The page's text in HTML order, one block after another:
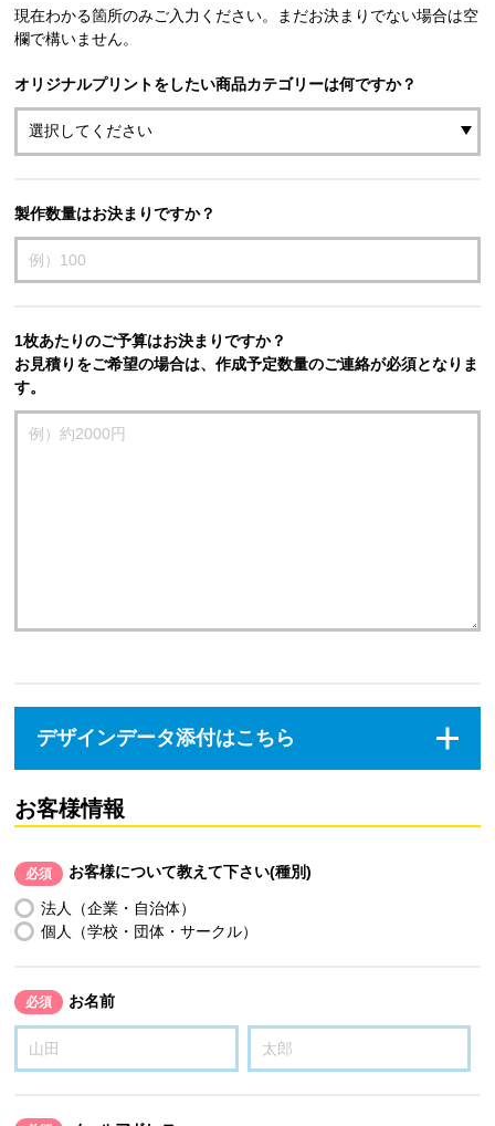
現在わかる箇所のみご入力ください。まだお決まりでない場合は空
欄で構いません。
オリジナルプリントをしたい商品カテゴリーは何ですか？
製作数量はお決まりですか？
1枚あたりのご予算はお決まりですか？
お見積りをご希望の場合は、作成予定数量のご連絡が必須となりま
す。
デザインデータ添付はこちら
お客様情報
必須 お客様について教えて下さい(種別)
法人（企業・自治体）
個人（学校・団体・サークル）
必須 お名前